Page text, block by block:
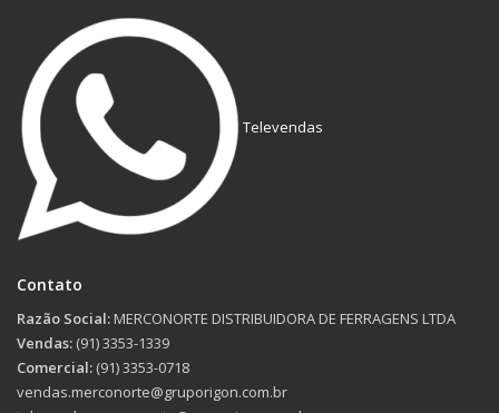
Televendas
Contato
Razão Social: MERCONORTE DISTRIBUIDORA DE FERRAGENS LTDA
Vendas: (91) 3353-1339
Comercial: (91) 3353-0718
vendas.merconorte@gruporigon.com.br